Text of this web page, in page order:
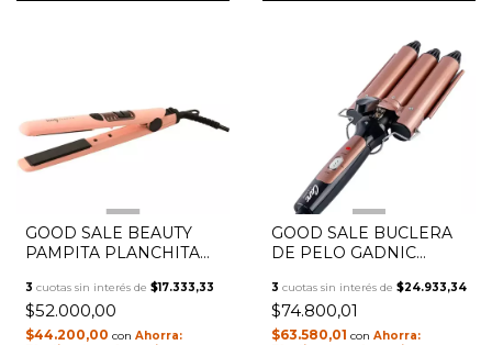
1/ 3
GOOD SALE BEAUTY
PAMPITA PLANCHITA
ROSA
3 cuotas sin interés de $17.333,33
$52.000,00
$44.200,00 con
1/ 5
GOOD SALE BUCLERA
DE PELO GADNIC
TUBOS 150W
3 cuotas sin interés de $24.933,34
$74.800,01
$63.580,01 con